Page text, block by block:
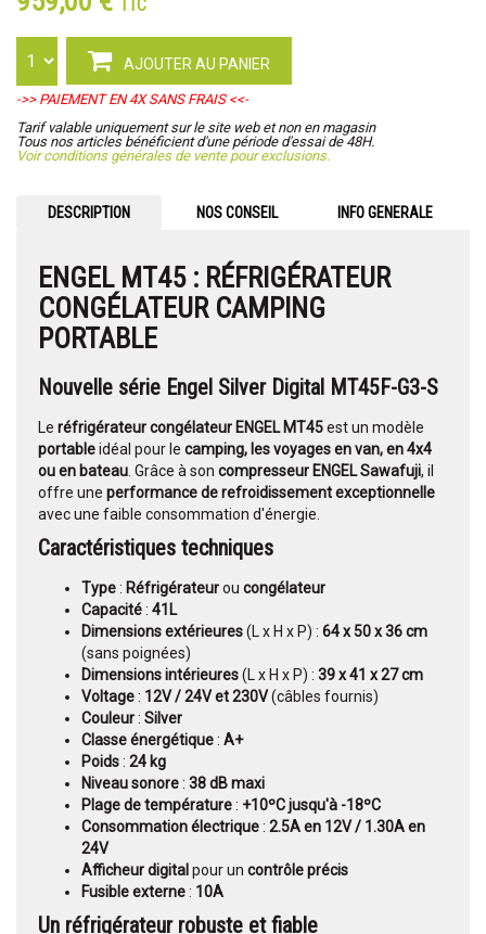
TTC
AJOUTER AU PANIER
->> PAIEMENT EN 4X SANS FRAIS <<-
Tarif valable uniquement sur le site web et non en magasin
Tous nos articles bénéficient d'une période d'essai de 48H.
Voir conditions générales de vente pour exclusions.
DESCRIPTION NOS CONSEIL INFO GENERALE
ENGEL MT45 : RÉFRIGÉRATEUR
CONGÉLATEUR CAMPING
PORTABLE
Nouvelle série Engel Silver Digital MT45F-G3-S
Le réfrigérateur congélateur ENGEL MT45est un modèle
portableidéal pour le camping, les voyages en van, en 4x4
ou en bateau . Grâce à son compresseur ENGEL Sawafuji, il
offre une performance de refroidissement exceptionnelle
avec une faible consommation d'énergie.
Caractéristiques techniques
Type: Réfrigérateurou congélateur
Capacité: 41L
Dimensions extérieures(L x H x P) : 64 x 50 x 36 cm
(sans poignées)
Dimensions intérieures(L x H x P) : 39 x 41 x 27 cm
Voltage: 12V / 24V et 230V(câbles fournis)
Couleur: Silver
Classe énergétique: A+
Poids: 24 kg
Niveau sonore: 38 dB maxi
Plage de température: +10ºC jusqu'à -18ºC
Consommation électrique: 2.5A en 12V / 1.30A en
24V
Afficheur digital pour un contrôle précis
Fusible externe: 10A
Un réfrigérateur robuste et fiable